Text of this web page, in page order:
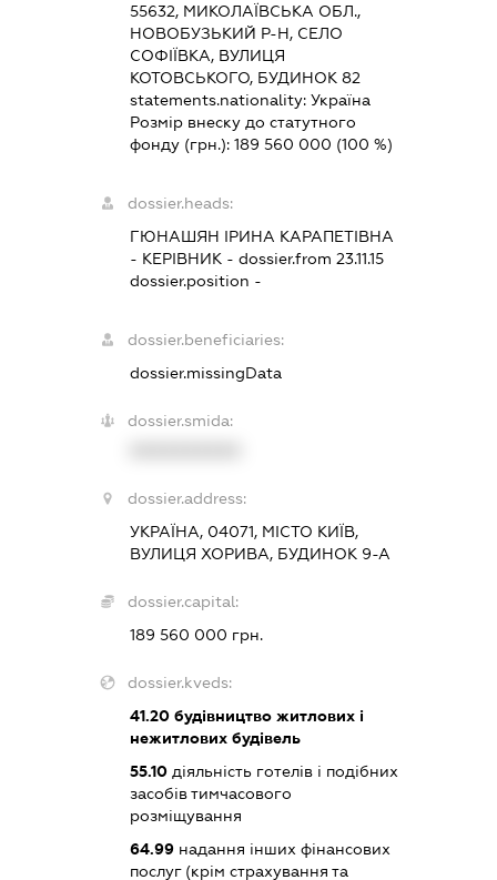
55632, МИКОЛАЇВСЬКА ОБЛ.,
НОВОБУЗЬКИЙ Р-Н, СЕЛО
СОФІЇВКА, ВУЛИЦЯ
КОТОВСЬКОГО, БУДИНОК 82
statements.nationality: Україна
Розмір внеску до статутного
фонду (грн.): 189 560 000 (100 %)
dossier.heads:
ГЮНАШЯН ІРИНА КАРАПЕТІВНА
- КЕРІВНИК - dossier.from 23.11.15
dossier.position -
dossier.beneficiaries:
dossier.missingData
dossier.smida:
dossier.address:
УКРАЇНА, 04071, МІСТО КИЇВ,
ВУЛИЦЯ ХОРИВА, БУДИНОК 9-А
dossier.capital:
189 560 000 грн.
dossier.kveds:
41.20будівництво житлових і
нежитлових будівель
55.10діяльність готелів і подібних
засобів тимчасового
розміщування
64.99надання інших фінансових
послуг (крім страхування та